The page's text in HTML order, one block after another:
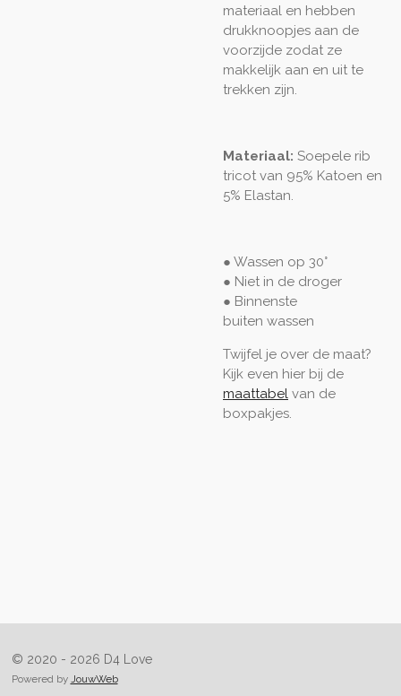
materiaal en hebben
drukknoopjes aan de
voorzijde zodat ze
makkelijk aan en uit te
trekken zijn.
Materiaal: Soepele rib
tricot van 95% Katoen en
5% Elastan.
● Wassen op 30°
● Niet in de droger
● Binnenste
buiten wassen
Twijfel je over de maat?
Kijk even hier bij de
maattabel van de
boxpakjes.
© 2020 - 2026 D4 Love
Powered by JouwWeb